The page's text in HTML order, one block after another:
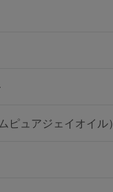
ュアジェイオイル）